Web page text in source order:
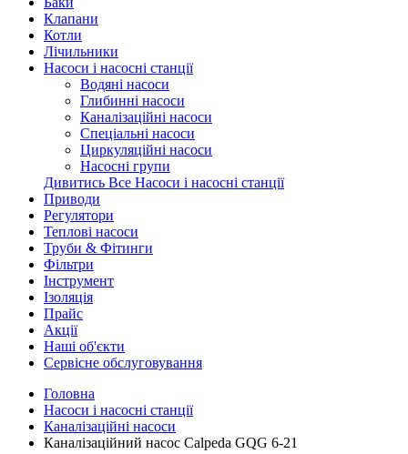
Клапани
Котли
Лічильники
Насоси і насосні станції
Водяні насоси
Глибинні насоси
Каналізаційні насоси
Спеціальні насоси
Циркуляційні насоси
Насосні групи
Дивитись Все Насоси і насосні станції
Приводи
Регулятори
Теплові насоси
Труби & Фітинги
Фільтри
Інструмент
Ізоляція
Прайс
Акції
Наші об'єкти
Сервісне обслуговування
Головна
Насоси і насосні станції
Каналізаційні насоси
Каналізаційний насос Calpeda GQG 6-21